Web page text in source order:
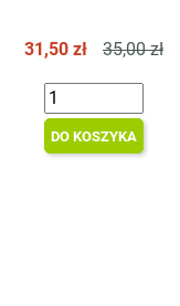
31,50 zł 35,00 zł
DO KOSZYKA